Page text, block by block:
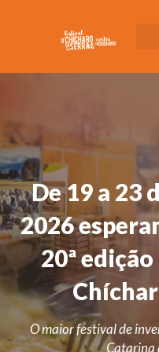
Muitos
homens
não
querem
visitar
médico
por
causa
De 19 a 23
2026
20ª
O maior festival de
Catarina